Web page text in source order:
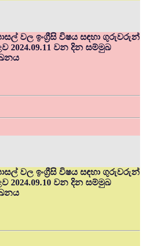
වල ඉංග්‍රීසි විෂය සඳහා ගුරුවරුන්
2024.09.11 වන දින සම්මුඛ
වල ඉංග්‍රීසි විෂය සඳහා ගුරුවරුන්
2024.09.10 වන දින සම්මුඛ